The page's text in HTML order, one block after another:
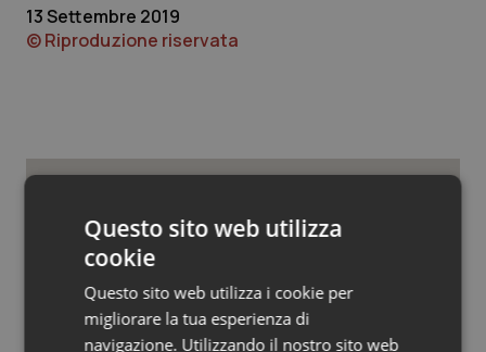
Psoriasi & pelle
Quotidiano Pediatria
Rene & patologie urogenitali
13 Settembre 2019
© Riproduzione riservata
Potrebbe interessarti in
Regioni e Asl
Cresce la ricerca in Emilia-Romagna:
nel 2025 condotti 1.530 studi, il
Questo sito web utilizza
cookie
Questo sito web utilizza i cookie per
migliorare la tua esperienza di
navigazione. Utilizzando il nostro sito web